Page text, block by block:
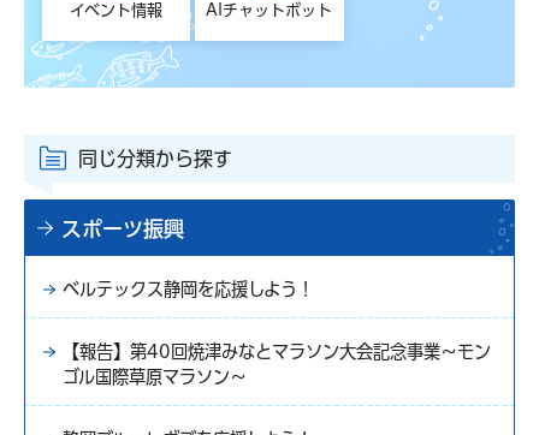
イベント情報 AIチャットボット
同じ分類から探す
スポーツ振興
ベルテックス静岡を応援しよう！
【報告】第40回焼津みなとマラソン大会記念事業～モン
ゴル国際草原マラソン～